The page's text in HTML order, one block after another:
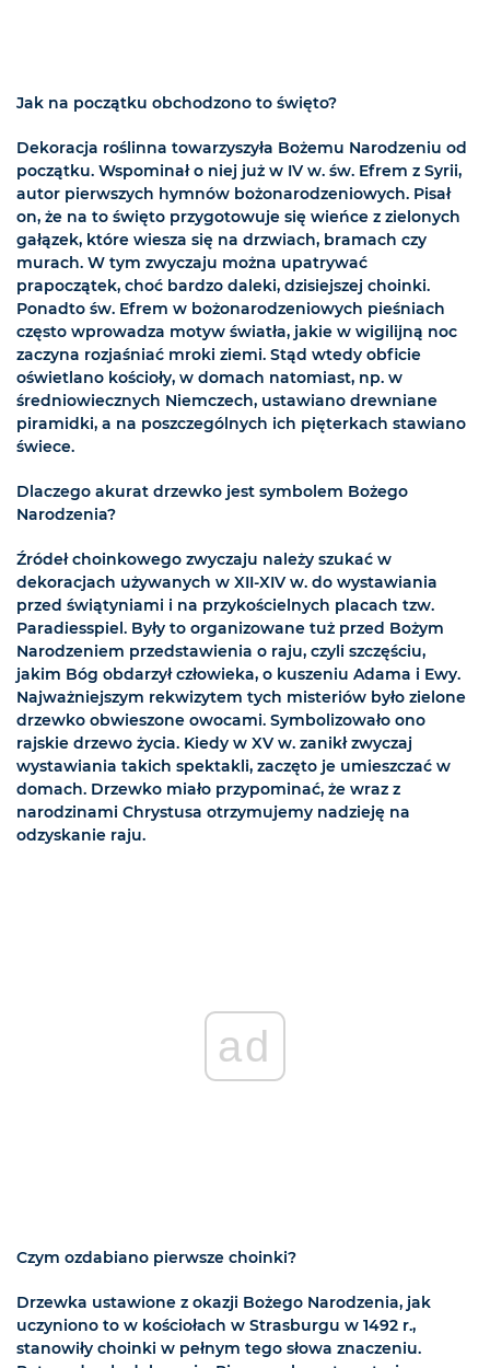
Jak na początku obchodzono to święto?
Dekoracja roślinna towarzyszyła Bożemu Narodzeniu od
początku. Wspominał o niej już w IV w. św. Efrem z Syrii,
autor pierwszych hymnów bożonarodzeniowych. Pisał
on, że na to święto przygotowuje się wieńce z zielonych
gałązek, które wiesza się na drzwiach, bramach czy
murach. W tym zwyczaju można upatrywać
prapoczątek, choć bardzo daleki, dzisiejszej choinki.
Ponadto św. Efrem w bożonarodzeniowych pieśniach
często wprowadza motyw światła, jakie w wigilijną noc
zaczyna rozjaśniać mroki ziemi. Stąd wtedy obficie
oświetlano kościoły, w domach natomiast, np. w
średniowiecznych Niemczech, ustawiano drewniane
piramidki, a na poszczególnych ich pięterkach stawiano
świece.
Dlaczego akurat drzewko jest symbolem Bożego
Narodzenia?
Źródeł choinkowego zwyczaju należy szukać w
dekoracjach używanych w XII-XIV w. do wystawiania
przed świątyniami i na przykościelnych placach tzw.
Paradiesspiel. Były to organizowane tuż przed Bożym
Narodzeniem przedstawienia o raju, czyli szczęściu,
jakim Bóg obdarzył człowieka, o kuszeniu Adama i Ewy.
Najważniejszym rekwizytem tych misteriów było zielone
drzewko obwieszone owocami. Symbolizowało ono
rajskie drzewo życia. Kiedy w XV w. zanikł zwyczaj
wystawiania takich spektakli, zaczęto je umieszczać w
domach. Drzewko miało przypominać, że wraz z
narodzinami Chrystusa otrzymujemy nadzieję na
odzyskanie raju.
ad
Czym ozdabiano pierwsze choinki?
Drzewka ustawione z okazji Bożego Narodzenia, jak
uczyniono to w kościołach w Strasburgu w 1492 r.,
stanowiły choinki w pełnym tego słowa znaczeniu.